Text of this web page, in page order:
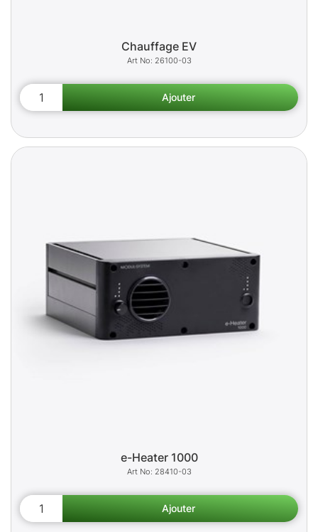
Chauffage EV
26100-03
e-Heater 1000
28410-03